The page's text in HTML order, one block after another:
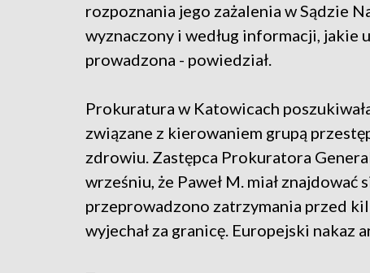
rozpoznania jego zażalenia w Sądzie
wyznaczony i według informacji, jakie
prowadzona - powiedział.
Prokuratura w Katowicach
związane z kierowaniem grupą
zdrowiu. Zastępca Prokuratora
wrześniu, że Paweł M. miał
przeprowadzono zatrzymania przed
wyjechał za granicę. Europejski nakaz